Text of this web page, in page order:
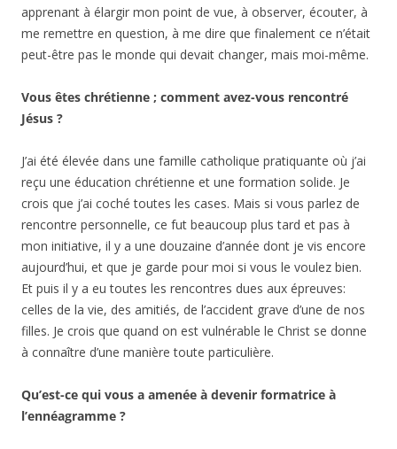
apprenant à élargir mon point de vue, à observer, écouter, à
me remettre en question, à me dire que finalement ce n’était
peut-être pas le monde qui devait changer, mais moi-même.
Vous êtes chrétienne ; comment avez-vous rencontré
Jésus ?
J’ai été élevée dans une famille catholique pratiquante où j’ai
reçu une éducation chrétienne et une formation solide. Je
crois que j’ai coché toutes les cases. Mais si vous parlez de
rencontre personnelle, ce fut beaucoup plus tard et pas à
mon initiative, il y a une douzaine d’année dont je vis encore
aujourd’hui, et que je garde pour moi si vous le voulez bien.
Et puis il y a eu toutes les rencontres dues aux épreuves:
celles de la vie, des amitiés, de l’accident grave d’une de nos
filles. Je crois que quand on est vulnérable le Christ se donne
à connaître d’une manière toute particulière.
Qu’est-ce qui vous a amenée à devenir formatrice à
l’ennéagramme ?